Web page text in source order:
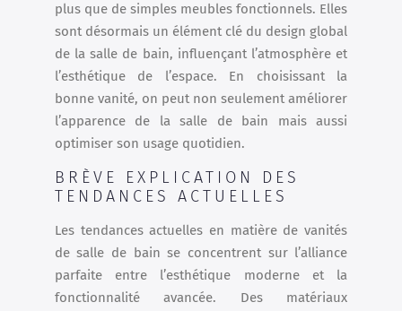
plus que de simples meubles fonctionnels. Elles
sont désormais un élément clé du design global
de la salle de bain, influençant l’atmosphère et
l’esthétique de l’espace. En choisissant la
bonne vanité, on peut non seulement améliorer
l’apparence de la salle de bain mais aussi
optimiser son usage quotidien.
BRÈVE EXPLICATION DES
TENDANCES ACTUELLES
Les tendances actuelles en matière de vanités
de salle de bain se concentrent sur l’alliance
parfaite entre l’esthétique moderne et la
fonctionnalité avancée. Des matériaux